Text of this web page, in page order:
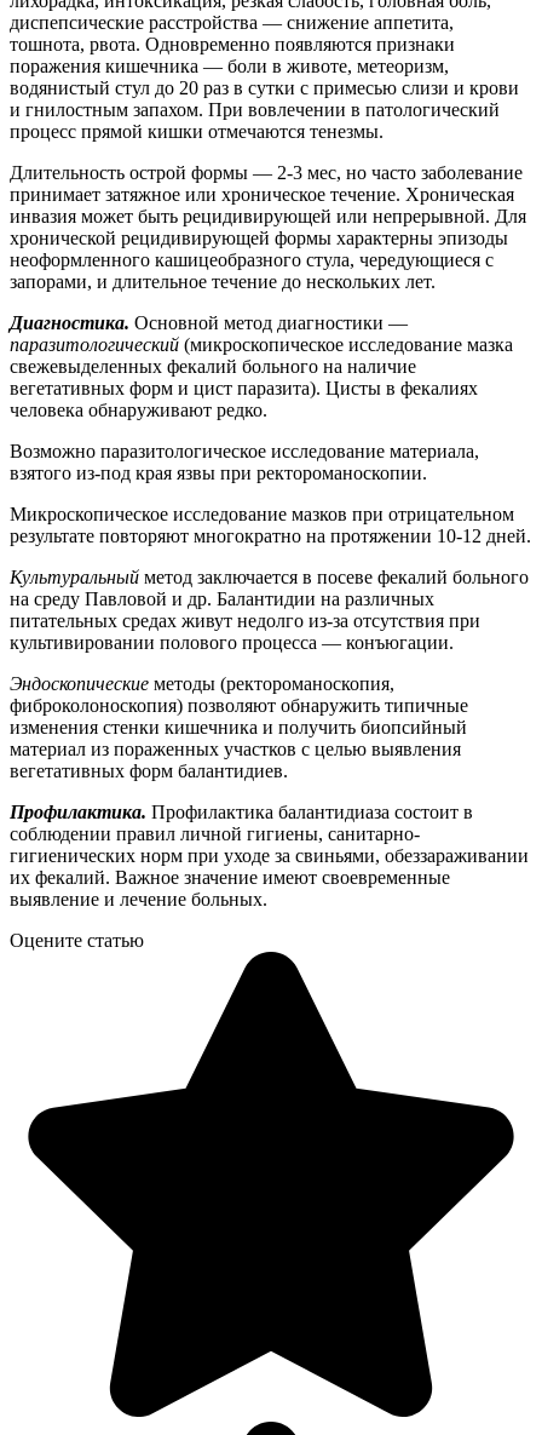
диспепсические расстройства — снижение аппетита,
тошнота, рвота. Одновременно появляются признаки
поражения кишечника — боли в животе, метеоризм,
водянистый стул до 20 раз в сутки с примесью слизи и крови
и гнилостным запахом. При вовлечении в патологический
процесс прямой кишки отмечаются тенезмы.
Длительность острой формы — 2-3 мес, но часто заболевание
принимает затяжное или хроническое течение. Хроническая
инвазия может быть рецидивирующей или непрерывной. Для
хронической рецидивирующей формы характерны эпизоды
неоформленного кашицеобразного стула, чередующиеся с
запорами, и длительное течение до нескольких лет.
Диагностика. Основной метод диагностики —
паразитологический (микроскопическое исследование мазка
свежевыделенных фекалий больного на наличие
вегетативных форм и цист паразита). Цисты в фекалиях
человека обнаруживают редко.
Возможно паразитологическое исследование материала,
взятого из-под края язвы при ректороманоскопии.
Микроскопическое исследование мазков при отрицательном
результате повторяют многократно на протяжении 10-12 дней.
Культуральный метод заключается в посеве фекалий больного
на среду Павловой и др. Балантидии на различных
питательных средах живут недолго из-за отсутствия при
культивировании полового процесса — конъюгации.
Эндоскопические методы (ректороманоскопия,
фиброколоноскопия) позволяют обнаружить типичные
изменения стенки кишечника и получить биопсийный
материал из пораженных участков с целью выявления
вегетативных форм балантидиев.
Профилактика. Профилактика балантидиаза состоит в
соблюдении правил личной гигиены, санитарно-
гигиенических норм при уходе за свиньями, обеззараживании
их фекалий. Важное значение имеют своевременные
выявление и лечение больных.
Оцените статью